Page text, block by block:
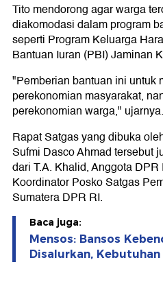
Tito mendorong agar warga
diakomodasi dalam program
seperti Program Keluarga
Bantuan Iuran (PBI) Jaminan
"Pemberian bantuan ini untuk
perekonomian masyarakat,
perekonomian warga," ujarnya.
Rapat Satgas yang dibuka
Sufmi Dasco Ahmad tersebut
dari T.A. Khalid, Anggota
Koordinator Posko Satgas
Sumatera DPR RI.
Baca juga:
Mensos: Bansos
Disalurkan, Kebutuhan